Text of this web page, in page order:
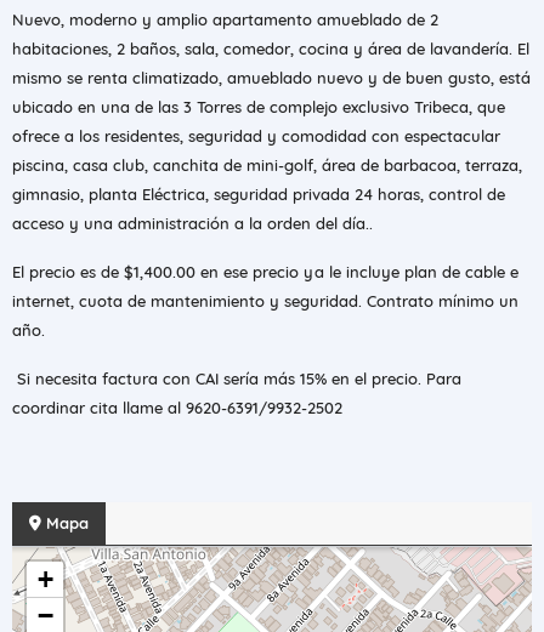
Nuevo, moderno y amplio apartamento amueblado de 2
habitaciones, 2 baños, sala, comedor, cocina y área de lavandería. El
mismo se renta climatizado, amueblado nuevo y de buen gusto, está
ubicado en una de las 3 Torres de complejo exclusivo Tribeca, que
ofrece a los residentes, seguridad y comodidad con espectacular
piscina, casa club, canchita de mini-golf, área de barbacoa, terraza,
gimnasio, planta Eléctrica, seguridad privada 24 horas, control de
acceso y una administración a la orden del día..
El precio es de $1,400.00 en ese precio ya le incluye plan de cable e
internet, cuota de mantenimiento y seguridad. Contrato mínimo un
año.
Si necesita factura con CAI sería más 15% en el precio. Para
coordinar cita llame al 9620-6391/9932-2502
Mapa
+
−